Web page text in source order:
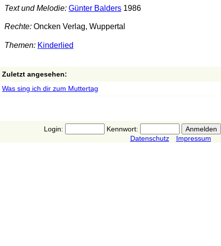
Text und Melodie: Günter Balders1986
Rechte:Oncken Verlag, Wuppertal
Themen: Kinderlied
Zuletzt angesehen:
Was sing ich dir zum Muttertag
Login:
Kennwort:
Datenschutz
Impressum